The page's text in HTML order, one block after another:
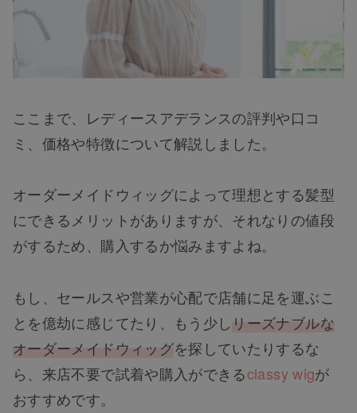
ここまで、レディースアデランスの評判や口コ
ミ、価格や特徴について解説しました。
オーダーメイドウィッグによって理想とする髪型
にできるメリットがありますが、それなりの値段
がするため、購入するか悩みますよね。
もし、セールスや営業が心配で店舗に足を運ぶこ
とを億劫に感じてたり、もう少し リーズナブルな
オーダーメイドウィッグを探していたりするな
ら、来店不要で試着や購入ができるclassy wigが
おすすめです。